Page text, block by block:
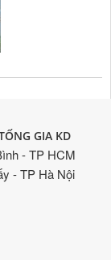
GIA KD
- TP HCM
- TP Hà Nội